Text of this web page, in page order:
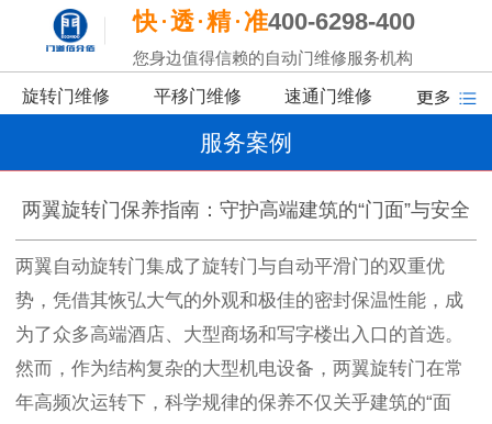
快 透 精 准400-6298-400
您身边值得信赖的自动门维修服务机构
旋转门维修 平移门维修 速通门维修
服务案例
两翼旋转门保养指南：守护高端建筑的“门面”与安全
两翼自动旋转门集成了旋转门与自动平滑门的双重优
势，凭借其恢弘大气的外观和极佳的密封保温性能，成
为了众多高端酒店、大型商场和写字楼出入口的首选。
然而，作为结构复杂的大型机电设备，两翼旋转门在常
年高频次运转下，科学规律的保养不仅关乎建筑的“面